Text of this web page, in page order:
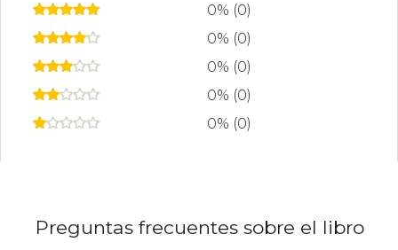
0% (0)
0% (0)
0% (0)
0% (0)
0% (0)
Preguntas frecuentes sobre el libro